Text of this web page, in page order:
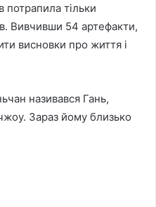
потрапила тільки
Вивчивши 54 артефакти,
висновки про життя і
називався Гань,
Зараз йому близько